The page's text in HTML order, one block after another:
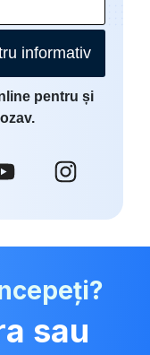
informativ
pentru și
sau